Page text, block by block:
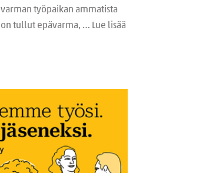
varman työpaikan ammatista
on tullut epävarma, … Lue lisää